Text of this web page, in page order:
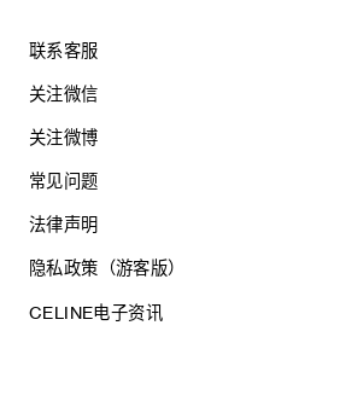
联系客服
关注微信
关注微博
常见问题
法律声明
隐私政策（游客版）
CELINE电子资讯